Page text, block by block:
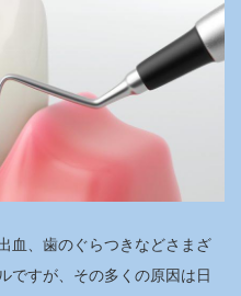
血、歯のぐらつきなどさまざ
ですが、その多くの原因は日